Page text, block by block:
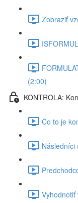
Zobraziť
(2:00)
KONTROLA:
Čo to je
Následníci
Vyhodnotiť